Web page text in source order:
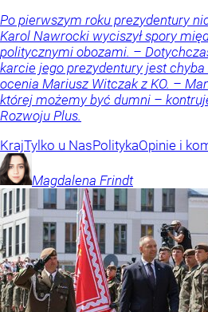
Po pierwszym roku prezydentury
Karol Nawrocki wyciszył spory
politycznymi obozami. –
karcie jego prezydentury jest
ocenia Mariusz Witczak z KO. –
której możemy być dumni –
Rozwoju Plus.
KrajTylko u NasPolitykaOpinie i
Magdalena Frindt